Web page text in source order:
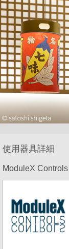
使用器具詳細
ModuleX Controls